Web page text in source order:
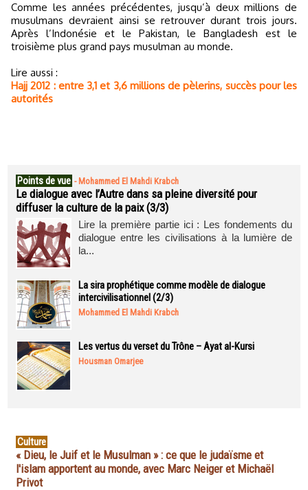
Comme les années précédentes, jusqu’à deux millions de
musulmans devraient ainsi se retrouver durant trois jours.
Après l’Indonésie et le Pakistan, le Bangladesh est le
troisième plus grand pays musulman au monde.
Lire aussi :
Hajj 2012 : entre 3,1 et 3,6 millions de pèlerins, succès pour les
autorités
Points de vue - Mohammed El Mahdi Krabch
Le dialogue avec l’Autre dans sa pleine diversité pour
diffuser la culture de la paix (3/3)
Lire la première partie ici : Les fondements du
dialogue entre les civilisations à la lumière de
la...
La sira prophétique comme modèle de dialogue
intercivilisationnel (2/3)
Mohammed El Mahdi Krabch
Les vertus du verset du Trône – Ayat al-Kursi
Housman Omarjee
Culture
« Dieu, le Juif et le Musulman » : ce que le judaïsme et
l'islam apportent au monde, avec Marc Neiger et Michaël
Privot